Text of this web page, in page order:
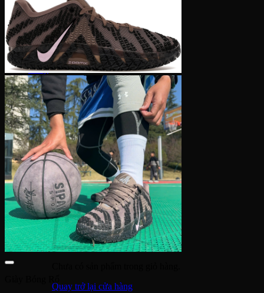
Versace
Prada
Burberry
Dior
Gucci
Coach
Bally
Montblanc
Salvatore Ferragamo
Dolce & Gabbana
Fendi
Saint Laurent
Tom Ford
Tin Tức – Sự Kiện
Sale
Tìm
kiếm:
Quay trở lại cửa hàng